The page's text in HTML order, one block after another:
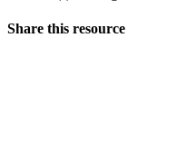
Share this resource